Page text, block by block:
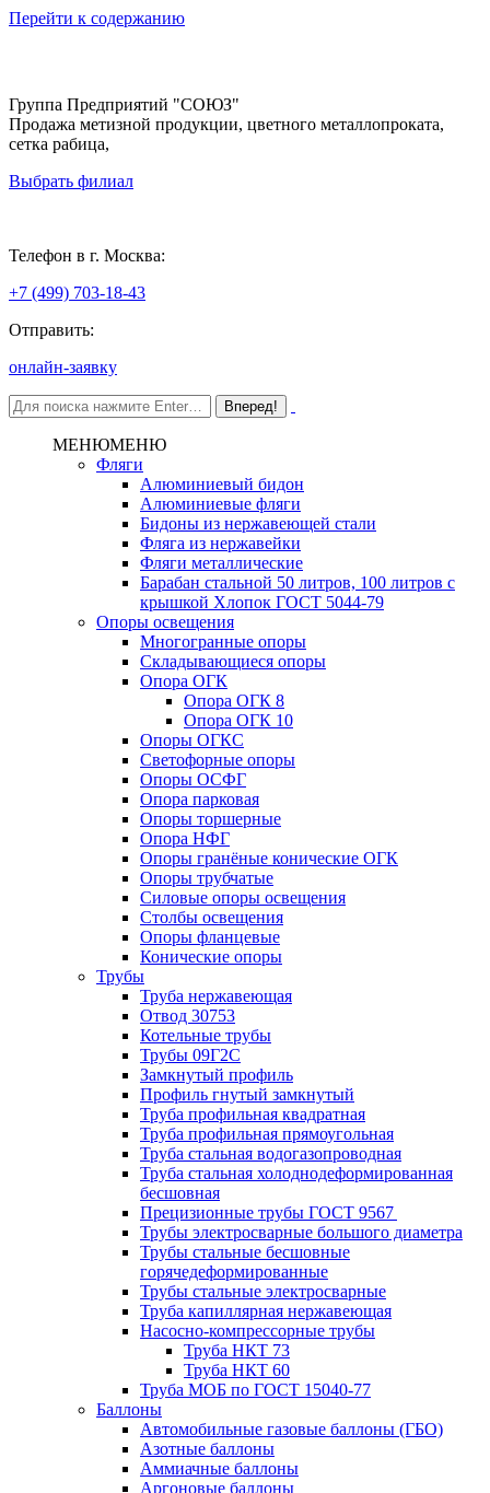
Перейти к содержанию
Группа Предприятий "СОЮЗ"
Продажа метизной продукции, цветного металлопроката,
сетка рабица,
Выбрать филиал
Телефон в г. Москва:
+7 (499) 703-18-43
Отправить:
онлайн-заявку
МЕНЮМЕНЮ
Фляги
Алюминиевый бидон
Алюминиевые фляги
Бидоны из нержавеющей стали
Фляга из нержавейки
Фляги металлические
Барабан стальной 50 литров, 100 литров с
крышкой Хлопок ГОСТ 5044-79
Опоры освещения
Многогранные опоры
Складывающиеся опоры
Опора ОГК
Опора ОГК 8
Опора ОГК 10
Опоры ОГКС
Светофорные опоры
Опоры ОСФГ
Опора парковая
Опоры торшерные
Опора НФГ
Опоры гранёные конические ОГК
Опоры трубчатые
Силовые опоры освещения
Столбы освещения
Опоры фланцевые
Конические опоры
Трубы
Труба нержавеющая
Отвод 30753
Котельные трубы
Трубы 09Г2С
Замкнутый профиль
Профиль гнутый замкнутый
Труба профильная квадратная
Труба профильная прямоугольная
Труба стальная водогазопроводная
Труба стальная холоднодеформированная
бесшовная
Прецизионные трубы ГОСТ 9567
Трубы электросварные большого диаметра
Трубы стальные бесшовные
горячедеформированные
Трубы стальные электросварные
Труба капиллярная нержавеющая
Насосно-компрессорные трубы
Труба НКТ 73
Труба НКТ 60
Труба МОБ по ГОСТ 15040-77
Баллоны
Автомобильные газовые баллоны (ГБО)
Азотные баллоны
Аммиачные баллоны
Аргоновые баллоны